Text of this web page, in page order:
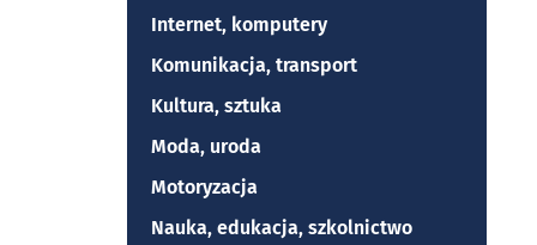
Internet, komputery
Komunikacja, transport
Kultura, sztuka
Moda, uroda
Motoryzacja
Nauka, edukacja, szkolnictwo